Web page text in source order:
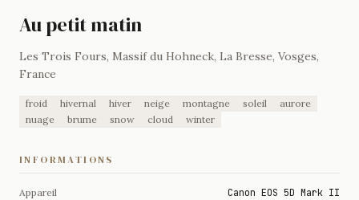
Au petit matin
Les Trois Fours, Massif du Hohneck, La Bresse, Vosges,
France
froid hivernal hiver neige montagne soleil
aurore
nuage
brume snow cloud winter
INFORMATIONS
Appareil Canon EOS 5D Mark II